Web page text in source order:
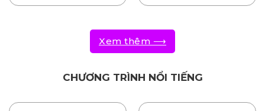
Xem thêm ⟶
CHƯƠNG TRÌNH NỔI TIẾNG